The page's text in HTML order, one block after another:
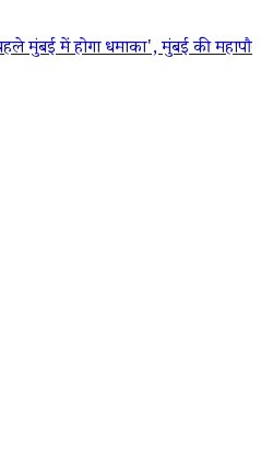
मुंबई की महापौर रितु तावड़े